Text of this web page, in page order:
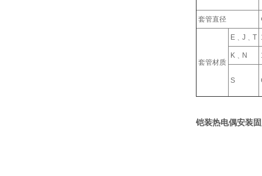
套管直径
套管材质
E﹑J﹑T
K﹑N
S
铠装热电偶安装